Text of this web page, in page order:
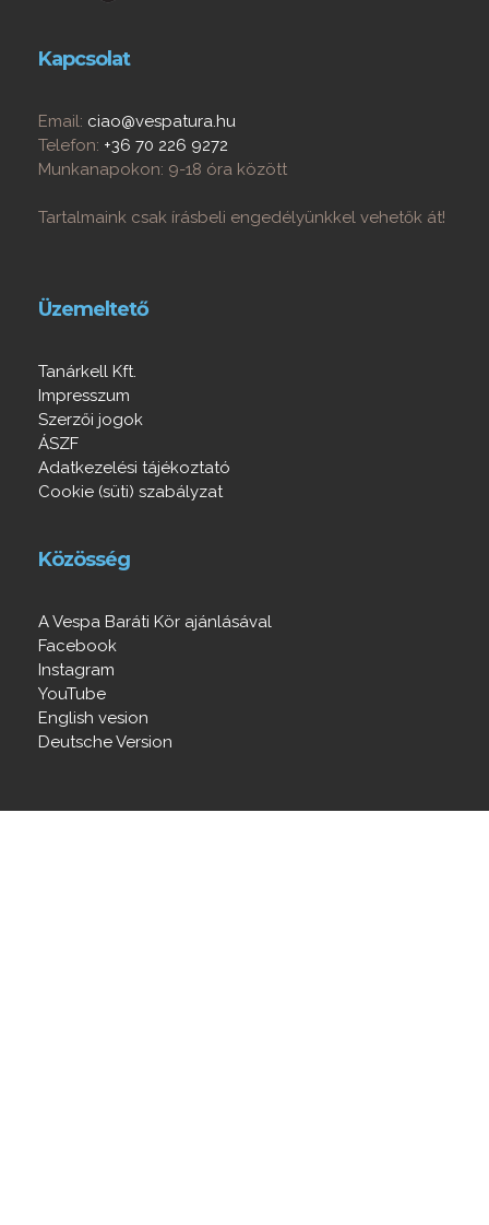
Kapcsolat
Email: ciao@vespatura.hu
Telefon: +36 70 226 9272
Munkanapokon: 9-18 óra között
Tartalmaink csak írásbeli engedélyünkkel vehetők át!
Üzemeltető
Tanárkell Kft.
Impresszum
Szerzői jogok
ÁSZF
Adatkezelési tájékoztató
Cookie (süti) szabályzat
Közösség
A Vespa Baráti Kör ajánlásával
Facebook
Instagram
YouTube
English vesion
Deutsche Version